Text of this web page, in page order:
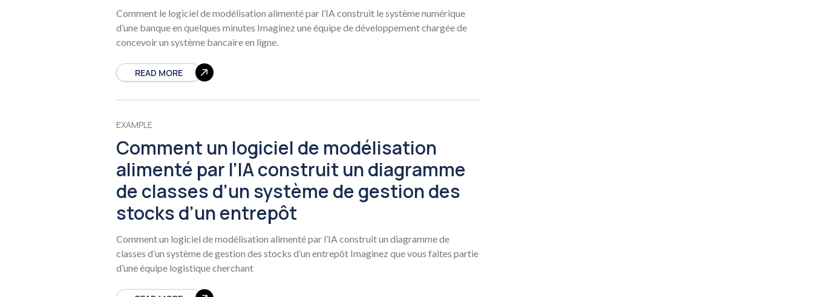
Comment le logiciel de modélisation alimenté par l’IA construit le système numérique
d’une banque en quelques minutes Imaginez une équipe de développement chargée de
concevoir un système bancaire en ligne.
READ MORE
EXAMPLE
Comment un logiciel de modélisation
alimenté par l’IA construit un diagramme
de classes d’un système de gestion des
stocks d’un entrepôt
Comment un logiciel de modélisation alimenté par l’IA construit un diagramme de
classes d’un système de gestion des stocks d’un entrepôt Imaginez que vous faites partie
d’une équipe logistique cherchant